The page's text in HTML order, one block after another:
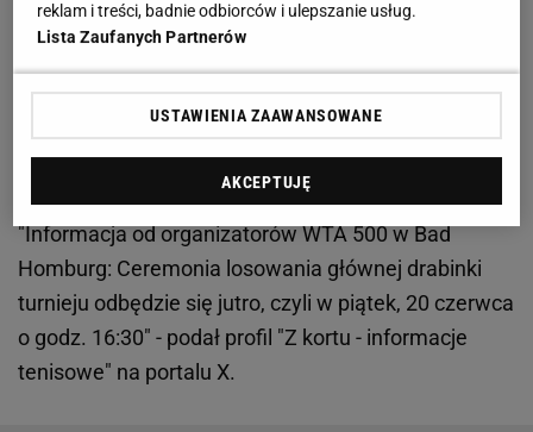
Zobacz wideoDaria Abramowicz wciąż pomaga
Idze Świątek? Ferszter: Powinna się wytłumaczyć
przed dziennikarzami
Ważne wieści ws. turnieju z udziałem Świątek
"Informacja od organizatorów WTA 500 w Bad
Homburg: Ceremonia losowania głównej drabinki
turnieju odbędzie się jutro, czyli w piątek, 20 czerwca
o godz. 16:30" - podał profil "Z kortu - informacje
tenisowe" na portalu X.
reklam i treści, badnie odbiorców i ulepszanie usług.
Lista Zaufanych Partnerów
USTAWIENIA ZAAWANSOWANE
AKCEPTUJĘ